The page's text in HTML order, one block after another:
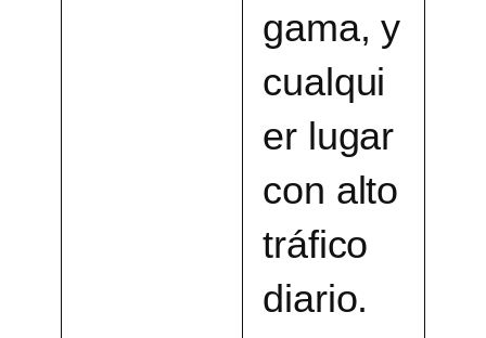
gama, y
cualqui
er lugar
con alto
tráfico
diario.